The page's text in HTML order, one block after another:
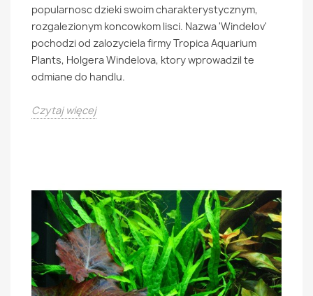
popularnosc dzieki swoim charakterystycznym,
rozgalezionym koncowkom lisci. Nazwa 'Windelov'
pochodzi od zalozyciela firmy Tropica Aquarium
Plants, Holgera Windelova, ktory wprowadzil te
odmiane do handlu.
Czytaj więcej